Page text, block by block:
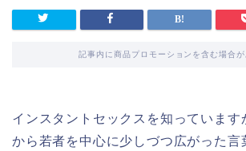
記事内に商品プロモーションを含む場合
インスタントセックスを知っています
から若者を中心に少しづつ広がった言